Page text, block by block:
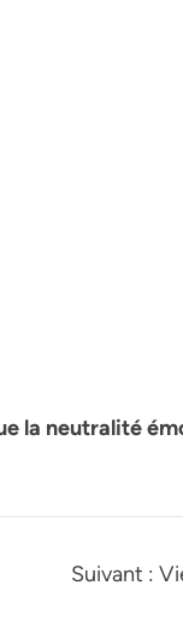
la neutralité
Suivant :